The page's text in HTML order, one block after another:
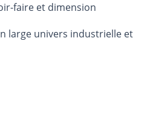
faire et dimension
large univers industrielle et